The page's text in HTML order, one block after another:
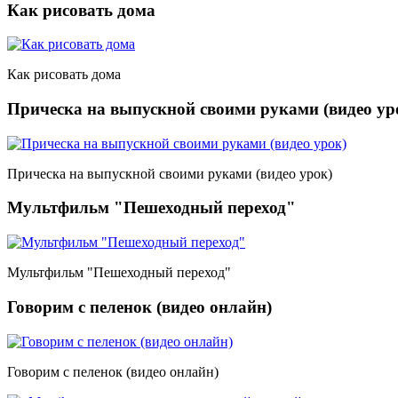
Как рисовать дома
Как рисовать дома
Прическа на выпускной своими руками (видео
Прическа на выпускной своими руками (видео урок)
Мультфильм "Пешеходный переход"
Мультфильм "Пешеходный переход"
Говорим с пеленок (видео онлайн)
Говорим с пеленок (видео онлайн)